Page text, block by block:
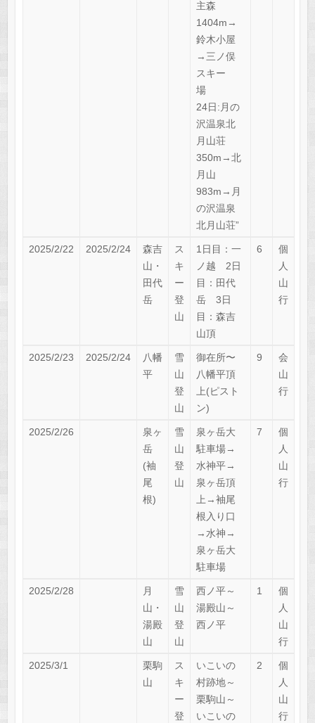
主森
1404m→
鈴木小屋
→三ノ俣
スキー
場
24日:月の
沢温泉北
月山荘
350m→北
月山
983m→月
の沢温泉
北月山荘”
2025/2/22 2025/2/24
森吉
山・
田代
岳
ス
キ
ー
登
山
1日目：一
ノ越 2日
目：田代
岳 3日
目：森吉
山頂
6
個
人
山
行
2025/2/23 2025/2/24
八幡
平
雪
山
登
山
御在所〜
八幡平頂
上(ピスト
ン)
9
会
山
行
2025/2/26
泉ヶ
岳
(袖
尾
根)
雪
山
登
山
泉ヶ岳大
駐車場→
水神平→
泉ヶ岳頂
上→袖尾
根入り口
→水神→
泉ヶ岳大
駐車場
7
個
人
山
行
2025/2/28
月
山・
湯殿
山
雪
山
登
山
西ノ平～
湯殿山～
西ノ平
1
個
人
山
行
2025/3/1
栗駒
山
ス
キ
ー
登
いこいの
村跡地～
栗駒山～
いこいの
2
個
人
山
行